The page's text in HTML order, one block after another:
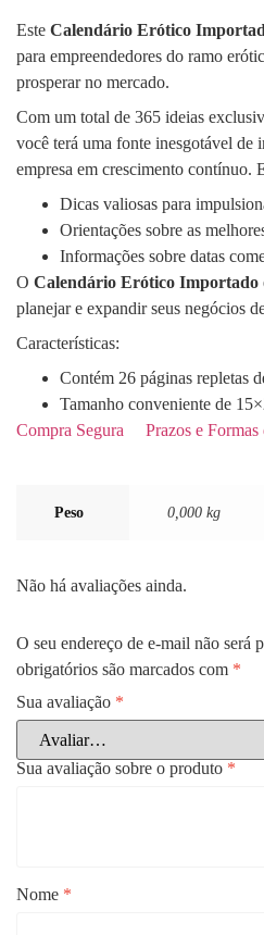
Este Calendário Erótico
para empreendedores do ramo
prosperar no mercado.
Com um total de 365 ideias
você terá uma fonte inesgotável de
empresa em crescimento contínuo.
Dicas valiosas para
Orientações sobre as
Informações sobre datas
O Calendário Erótico Importado
planejar e expandir seus negócios
Características:
Contém 26 páginas repletas
Tamanho conveniente de
Compra Segura
Prazos e Formas
Peso 0,000 kg
Não há avaliações ainda.
O seu endereço de e-mail não será
obrigatórios são marcados com *
Sua avaliação *
Sua avaliação sobre o produto *
Nome *